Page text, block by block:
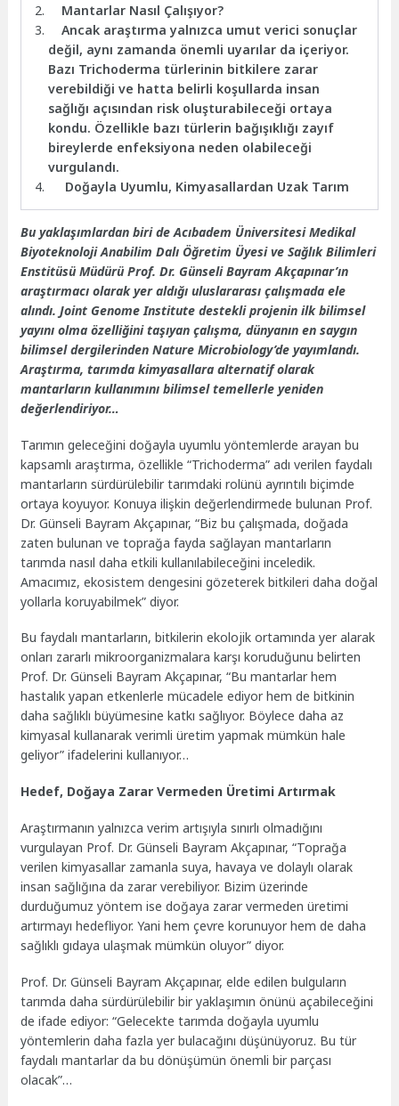
Mantarlar Nasıl Çalışıyor?
Ancak araştırma yalnızca umut verici sonuçlar
değil, aynı zamanda önemli uyarılar da içeriyor.
Bazı Trichoderma türlerinin bitkilere zarar
verebildiği ve hatta belirli koşullarda insan
sağlığı açısından risk oluşturabileceği ortaya
kondu. Özellikle bazı türlerin bağışıklığı zayıf
bireylerde enfeksiyona neden olabileceği
vurgulandı.
Doğayla Uyumlu, Kimyasallardan Uzak Tarım
Bu yaklaşımlardan biri de Acıbadem Üniversitesi Medikal
Biyoteknoloji Anabilim Dalı Öğretim Üyesi ve Sağlık Bilimleri
Enstitüsü Müdürü Prof. Dr. Günseli Bayram Akçapınar’ın
araştırmacı olarak yer aldığı uluslararası çalışmada ele
alındı. Joint Genome Institute destekli projenin ilk bilimsel
yayını olma özelliğini taşıyan çalışma, dünyanın en saygın
bilimsel dergilerinden Nature Microbiology’de yayımlandı.
Araştırma, tarımda kimyasallara alternatif olarak
mantarların kullanımını bilimsel temellerle yeniden
değerlendiriyor…
Tarımın geleceğini doğayla uyumlu yöntemlerde arayan bu
kapsamlı araştırma, özellikle “Trichoderma” adı verilen faydalı
mantarların sürdürülebilir tarımdaki rolünü ayrıntılı biçimde
ortaya koyuyor. Konuya ilişkin değerlendirmede bulunan Prof.
Dr. Günseli Bayram Akçapınar, “Biz bu çalışmada, doğada
zaten bulunan ve toprağa fayda sağlayan mantarların
tarımda nasıl daha etkili kullanılabileceğini inceledik.
Amacımız, ekosistem dengesini gözeterek bitkileri daha doğal
yollarla koruyabilmek” diyor.
Bu faydalı mantarların, bitkilerin ekolojik ortamında yer alarak
onları zararlı mikroorganizmalara karşı koruduğunu belirten
Prof. Dr. Günseli Bayram Akçapınar, “Bu mantarlar hem
hastalık yapan etkenlerle mücadele ediyor hem de bitkinin
daha sağlıklı büyümesine katkı sağlıyor. Böylece daha az
kimyasal kullanarak verimli üretim yapmak mümkün hale
geliyor” ifadelerini kullanıyor…
Hedef, Doğaya Zarar Vermeden Üretimi Artırmak
Araştırmanın yalnızca verim artışıyla sınırlı olmadığını
vurgulayan Prof. Dr. Günseli Bayram Akçapınar, “Toprağa
verilen kimyasallar zamanla suya, havaya ve dolaylı olarak
insan sağlığına da zarar verebiliyor. Bizim üzerinde
durduğumuz yöntem ise doğaya zarar vermeden üretimi
artırmayı hedefliyor. Yani hem çevre korunuyor hem de daha
sağlıklı gıdaya ulaşmak mümkün oluyor” diyor.
Prof. Dr. Günseli Bayram Akçapınar, elde edilen bulguların
tarımda daha sürdürülebilir bir yaklaşımın önünü açabileceğini
de ifade ediyor: “Gelecekte tarımda doğayla uyumlu
yöntemlerin daha fazla yer bulacağını düşünüyoruz. Bu tür
faydalı mantarlar da bu dönüşümün önemli bir parçası
olacak”…